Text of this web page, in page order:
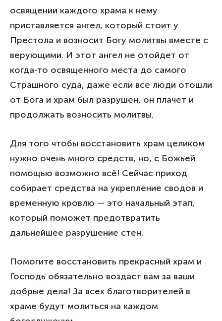
освящении каждого храма к нему
приставляется ангел, который стоит у
Престола и возносит Богу молитвы вместе с
верующими. И этот ангел не отойдет от
когда-то освященного места до самого
Страшного суда, даже если все люди отошли
от Бога и храм был разрушен, он плачет и
продолжать возносить молитвы.
Для того чтобы восстановить храм целиком
нужно очень много средств, но, с Божьей
помощью возможно всё! Сейчас приход
собирает средства на укрепление сводов и
временную кровлю — это начальный этап,
который поможет предотвратить
дальнейшее разрушение стен.
Помогите восстановить прекрасный храм и
Господь обязательно воздаст вам за ваши
добрые дела! За всех благотворителей в
храме будут молиться на каждом